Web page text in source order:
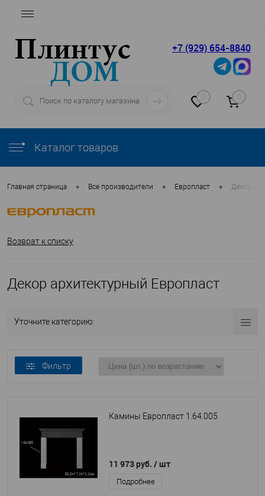
+7 (929) 654-8840
0 0
Каталог товаров
Главная страница • Все производители • Европласт • Декор
Возврат к списку
Декор архитектурный Европласт
Уточните категорию:
Фильтр
Камины Европласт 1.64.005
11 973 руб. / шт
Подробнее